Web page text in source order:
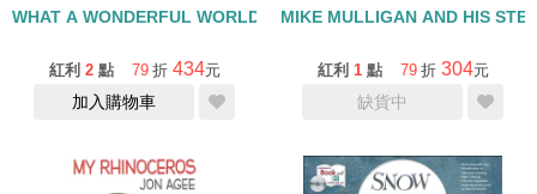
WHAT A WONDERFUL WORLD /書+CD
紅利 2 點 79 折 434元
加入購物車
紅利 1 點 79 折 304元
缺貨中